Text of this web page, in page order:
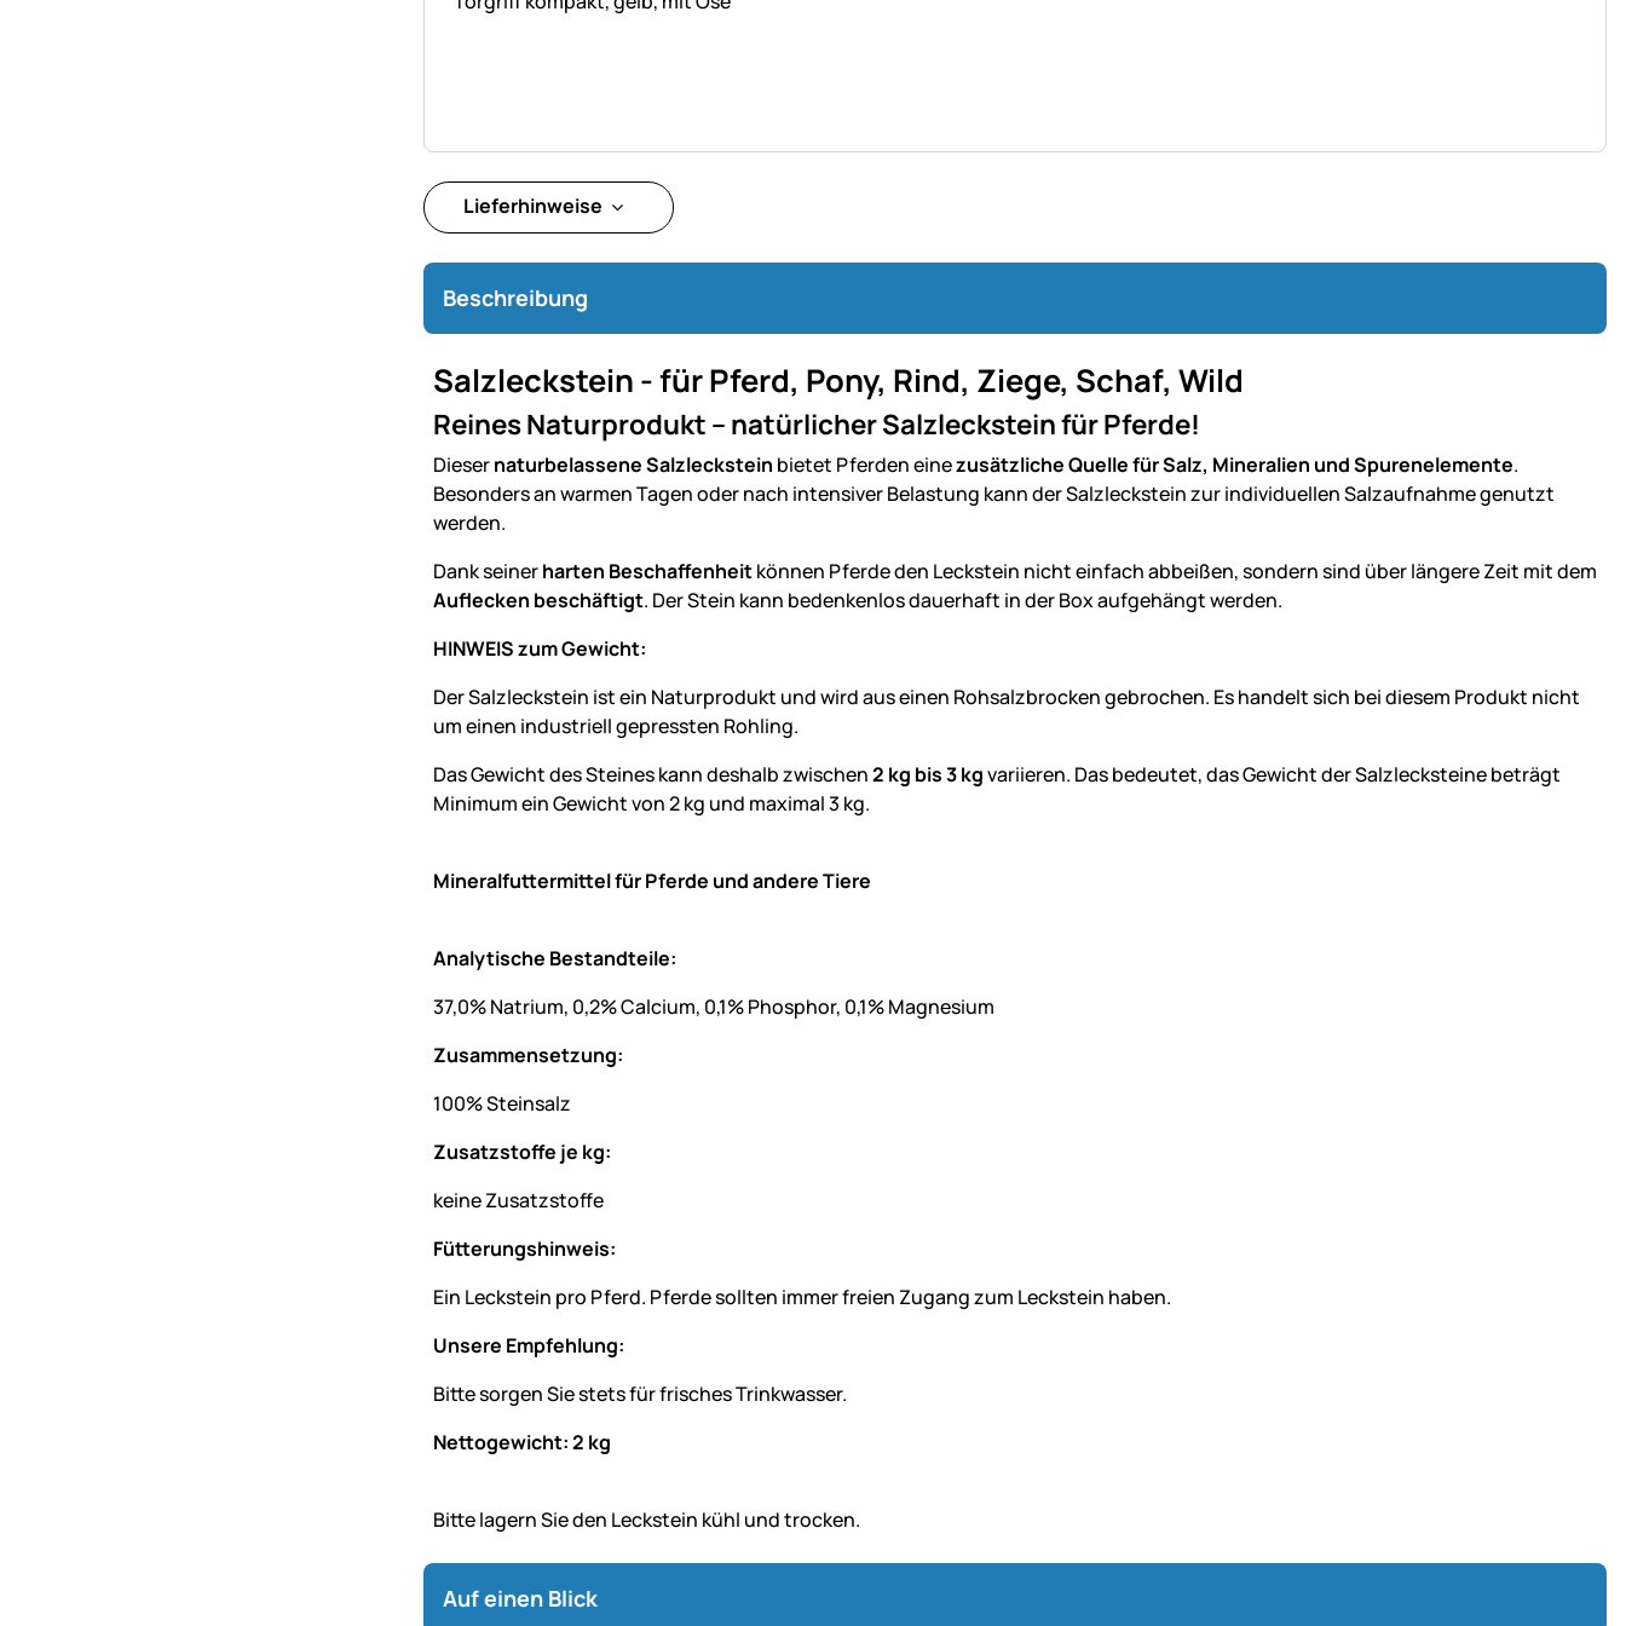
Lieferhinweise
Beschreibung
Salzleckstein - für Pferd, Pony, Rind, Ziege, Schaf, Wild
Reines Naturprodukt – natürlicher Salzleckstein für Pferde!
Diesernaturbelassene Salzleckstein bietet Pferden einezusätzliche Quelle für Salz, Mineralien und Spurenelemente.
Besonders an warmen Tagen oder nach intensiver Belastung kann der Salzleckstein zur individuellen Salzaufnahme genutzt
werden.
Dank seinerharten Beschaffenheitkönnen Pferde den Leckstein nicht einfach abbeißen, sondern sind über längere Zeit mit dem
Auflecken beschäftigt. Der Stein kann bedenkenlos dauerhaft in der Box aufgehängt werden.
HINWEIS zum Gewicht:
Der Salzleckstein ist ein Naturprodukt und wird aus einen Rohsalzbrocken gebrochen. Es handelt sich bei diesem Produkt nicht
um einen industriell gepressten Rohling.
Das Gewicht des Steines kann deshalb zwischen2 kg bis 3 kgvariieren. Das bedeutet, das Gewicht der Salzlecksteine beträgt
Minimum ein Gewicht von 2 kg und maximal 3 kg.
Mineralfuttermittel für Pferde und andere Tiere
Analytische Bestandteile:
37,0% Natrium, 0,2% Calcium, 0,1% Phosphor, 0,1% Magnesium
Zusammensetzung:
100% Steinsalz
Zusatzstoffe je kg:
keine Zusatzstoffe
Fütterungshinweis:
Ein Leckstein pro Pferd. Pferde sollten immer freien Zugang zum Leckstein haben.
Unsere Empfehlung:
Bitte sorgen Sie stets für frisches Trinkwasser.
Nettogewicht: 2 kg
Bitte lagern Sie den Leckstein kühl und trocken.
Auf einen Blick